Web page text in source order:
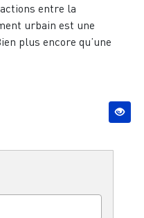
entre la
urbain est une
plus encore qu’une